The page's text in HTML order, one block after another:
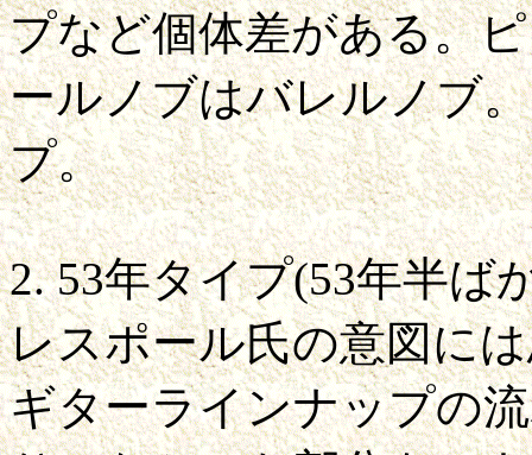
プなど個体差がある。
ールノブはバレルノブ
プ。
2. 53年タイプ(53年半ば
レスポール氏の意図に
ギターラインナップの